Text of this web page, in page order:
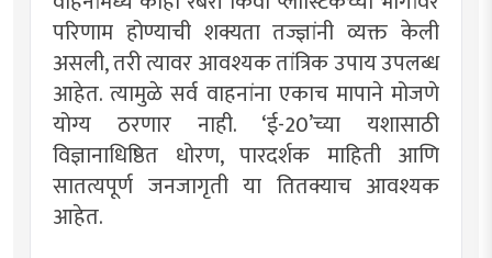
परिणाम होण्याची शक्यता तज्ज्ञांनी व्यक्त केली
असली, तरी त्यावर आवश्यक तांत्रिक उपाय उपलब्ध
आहेत. त्यामुळे सर्व वाहनांना एकाच मापाने मोजणे
योग्य ठरणार नाही. ‌‘ई-20‌’च्या यशासाठी
विज्ञानाधिष्ठित धोरण, पारदर्शक माहिती आणि
सातत्यपूर्ण जनजागृती या तितक्याच आवश्यक
आहेत.